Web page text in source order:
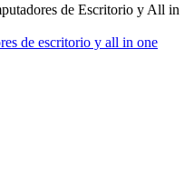
de Escritorio y All in
de escritorio y all in one